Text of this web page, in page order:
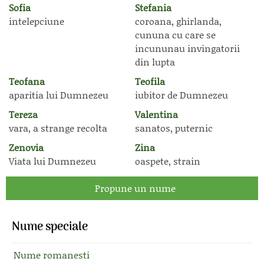
Sofia
intelepciune
Stefania
coroana, ghirlanda,
cununa cu care se
incununau invingatorii
din lupta
Teofana
aparitia lui Dumnezeu
Teofila
iubitor de Dumnezeu
Tereza
vara, a strange recolta
Valentina
sanatos, puternic
Zenovia
Viata lui Dumnezeu
Zina
oaspete, strain
Propune un nume
Nume speciale
Nume romanesti